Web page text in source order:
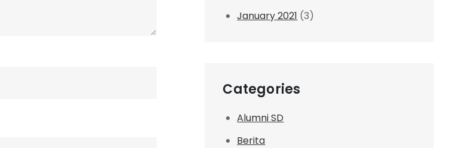
January 2021 (3)
Categories
Alumni SD
Berita